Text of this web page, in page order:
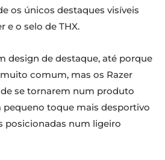
os únicos destaques visíveis
e o selo de THX.
design de destaque, até porque
comum, mas os Razer
se tornarem num produto
pequeno toque mais desportivo
posicionadas num ligeiro